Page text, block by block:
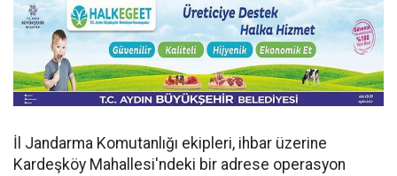
İl Jandarma Komutanlığı ekipleri, ihbar üzerine
Kardeşköy Mahallesi'ndeki bir adrese operasyon